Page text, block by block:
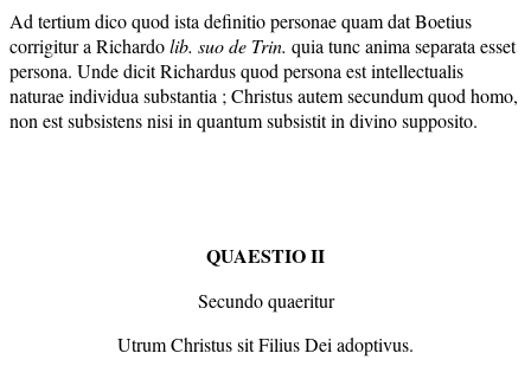
Ad tertium dico quod ista definitio personae quam dat Boetius
corrigitur a Richardolib. suo de Trin. quia tunc anima separata esset
persona. Unde dicit Richardus quod persona est intellectualis
naturae individua substantia ; Christus autem secundum quod homo,
non est subsistens nisi in quantum subsistit in divino supposito.
QUAESTIO II
Secundo quaeritur
Utrum Christus sit Filius Dei adoptivus.